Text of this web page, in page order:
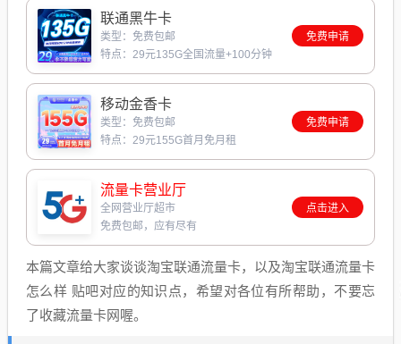
联通黑牛卡
类型：免费包邮
特点：29元135G全国流量+100分钟
免费申请
移动金香卡
类型：免费包邮
特点：29元155G首月免月租
免费申请
流量卡营业厅
全网营业厅超市
免费包邮，应有尽有
点击进入
本篇文章给大家谈谈淘宝联通流量卡，以及淘宝联通流量卡
怎么样 贴吧对应的知识点，希望对各位有所帮助，不要忘
了收藏流量卡网喔。